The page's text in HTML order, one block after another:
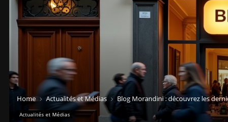
Home Actualités et Médias Blog Morandini : découvrez les
Actualités et Médias